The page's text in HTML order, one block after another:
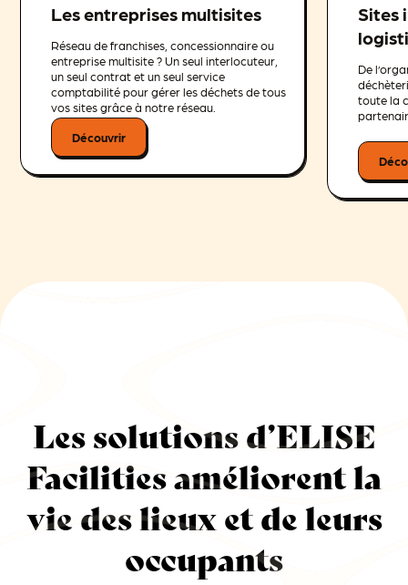
Les entreprises multisites
Réseau de franchises, concessionnaire ou
entreprise multisite ? Un seul interlocuteur,
un seul contrat et un seul service
comptabilité pour gérer les déchets de tous
vos sites grâce à notre réseau.
Découvrir
Sites
De
toute la
Les solutions d’ELISE
Facilities améliorent la
vie des lieux et de leurs
occupants